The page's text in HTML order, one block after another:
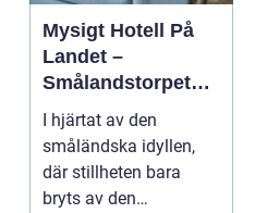
Mysigt Hotell På
Landet –
Smålandstorpets
Enchanted Retreat
I hjärtat av den
småländska idyllen,
där stillheten bara
bryts av den